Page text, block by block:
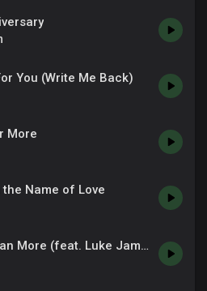
You (Write Me Back)
More
the Name of Love
Tank - You Mean More (feat. Luke James & Major) [Official Major]